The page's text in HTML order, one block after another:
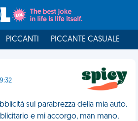
PICCANTI PICCANTE CASUALE
sul parabrezza della mia auto.
e mi accorgo, man mano,